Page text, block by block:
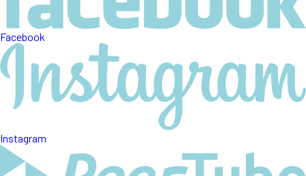
Facebook
Instagram